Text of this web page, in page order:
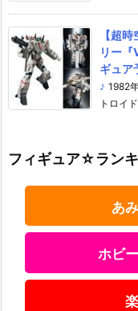
【超
リー
ギュア
♪ 1982
トロイ
フィギュア☆ラン
あ
ホビ